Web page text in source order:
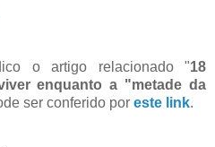
o artigo relacionado "18
enquanto a "metade da
ser conferido por este link.